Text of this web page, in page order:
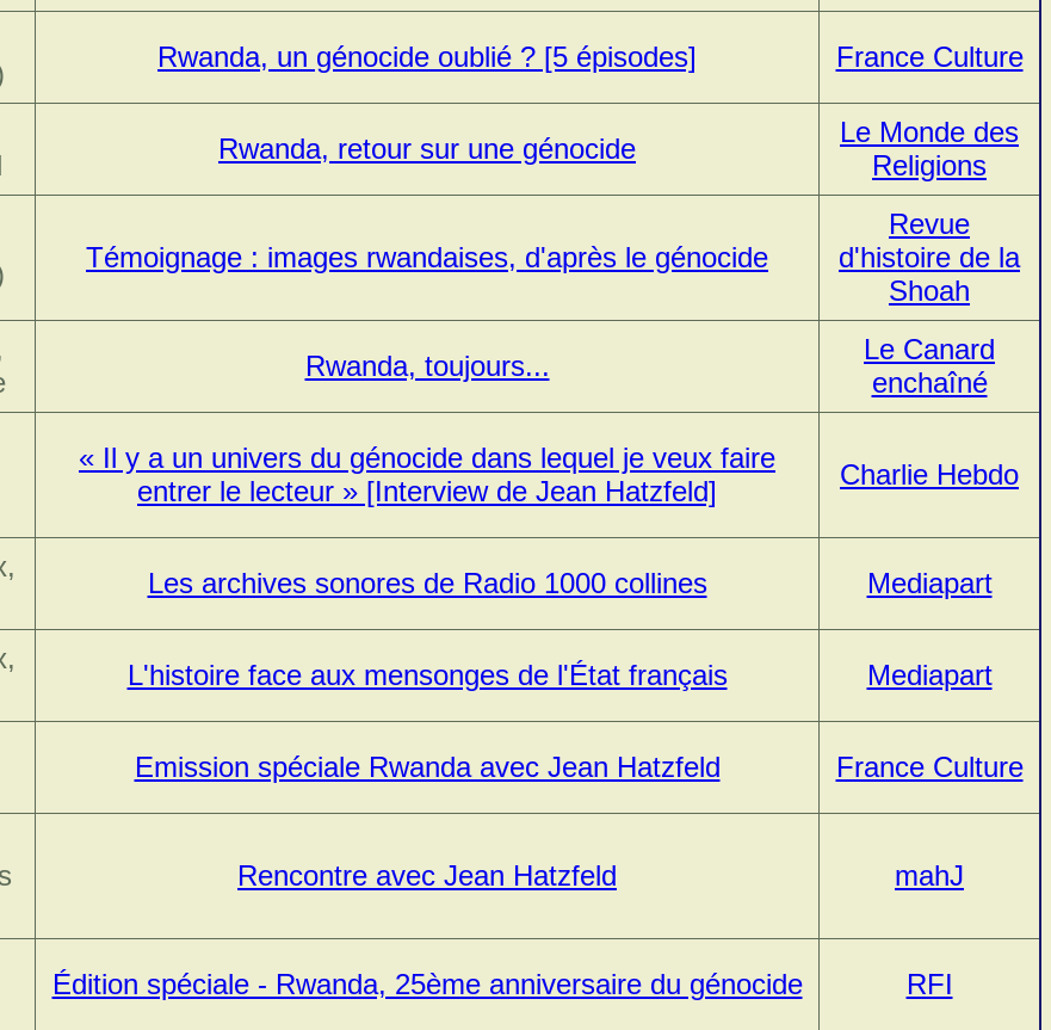
Rwanda, un génocide oublié ? [5 épisodes] France Culture
Rwanda, retour sur une génocide
Le Monde des
Religions
Témoignage : images rwandaises, d'après le génocide
Revue
d'histoire de la
Shoah
Rwanda, toujours...
Le Canard
enchaîné
« Il y a un univers du génocide dans lequel je veux faire
entrer le lecteur » [Interview de Jean Hatzfeld]
Charlie Hebdo
Les archives sonores de Radio 1000 collines Mediapart
L'histoire face aux mensonges de l'État français Mediapart
Emission spéciale Rwanda avec Jean Hatzfeld France Culture
Rencontre avec Jean Hatzfeld mahJ
Édition spéciale - Rwanda, 25ème anniversaire du génocide RFI